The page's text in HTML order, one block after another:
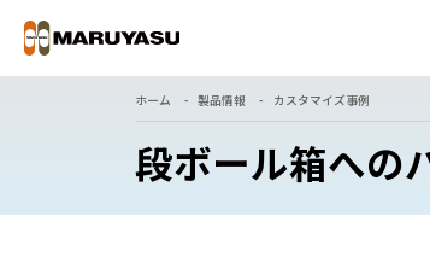
ホーム 製品情報 カスタマイズ事例
段ボール箱への